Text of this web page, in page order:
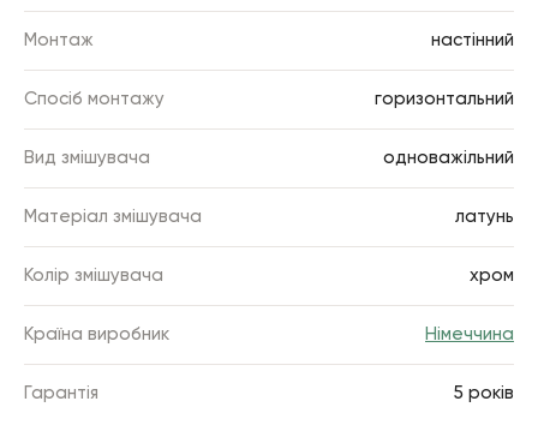
Монтаж настінний
Спосіб монтажу горизонтальний
Вид змішувача одноважільний
Матеріал змішувача латунь
Колір змішувача хром
Країна виробник Німеччина
Гарантія 5 років